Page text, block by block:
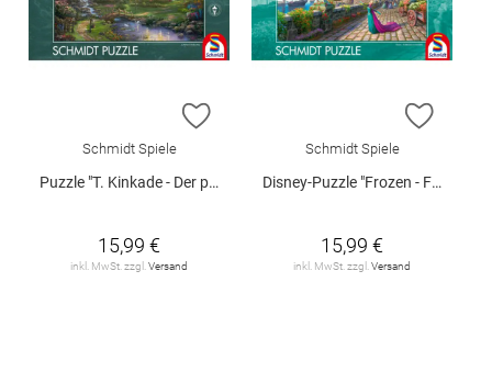
ZUR WUNSCHLISTE HINZUFÜGEN
Schmidt Spiele
Puzzle "T. Kinkade - Der perfekte Muttertag", 1000 Teile
15,99 €
inkl. MwSt. zzgl. Versand
ZUR
Schmidt Spiele
Disney-Puzzle "Frozen - Feiern in Arendelle", 1000 Teile
15,99 €
inkl. MwSt. zzgl. Versand